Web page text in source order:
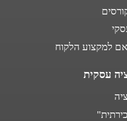
למקצוע הלקוח
עסקית